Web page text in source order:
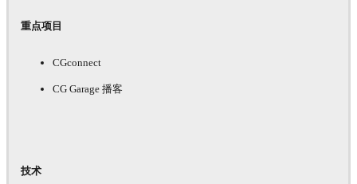
重点项目
CGconnect
CG Garage 播客
技术